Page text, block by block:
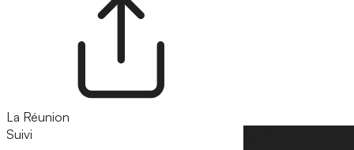
La Réunion
Suivi